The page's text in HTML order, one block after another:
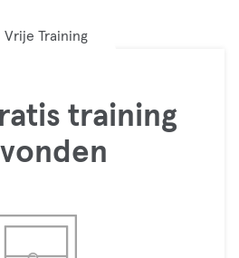
Vrije Training
training